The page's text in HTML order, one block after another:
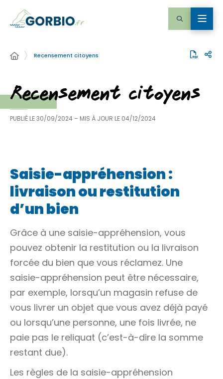
Recensement citoyens
Recensement citoyens
PUBLIÉ LE30/09/2024 – MIS À JOUR LE 04/12/2024
Saisie-appréhension :
livraison ou restitution
d’un bien
Grâce à une saisie-appréhension, vous
pouvez obtenir la restitution ou la livraison
forcée du bien que vous réclamez. Une
saisie-appréhension peut être nécessaire,
par exemple, lorsqu’un magasin refuse de
vous livrer un objet que vous avez déjà payé
ou lorsqu’une personne, une fois livrée, ne
paie pas le reliquat (c’est-à-dire la somme
restant due).
Les règles de la saisie-appréhension